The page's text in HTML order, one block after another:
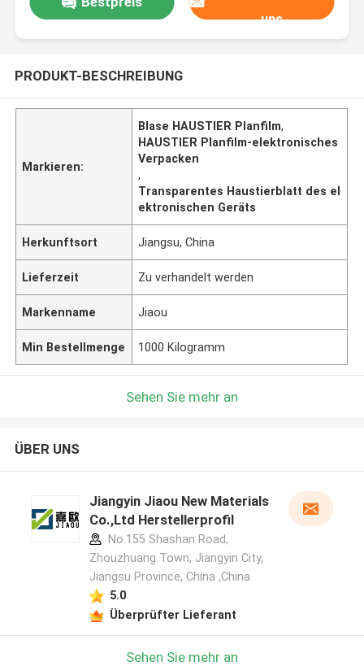
uns
PRODUKT-BESCHREIBUNG
Markieren:
Blase HAUSTIER Planfilm,
HAUSTIER Planfilm-elektronisches
Verpacken
,
Transparentes Haustierblatt des el
ektronischen Geräts
Herkunftsort Jiangsu, China
Lieferzeit Zu verhandelt werden
Markenname Jiaou
Min Bestellmenge 1000 Kilogramm
Sehen Sie mehr an
ÜBER UNS
Jiangyin Jiaou New Materials
Co.,Ltd Herstellerprofil
No.155 Shashan Road,
Zhouzhuang Town, Jiangyin City,
Jiangsu Province, China ,China
5.0
Überprüfter Lieferant
Sehen Sie mehr an